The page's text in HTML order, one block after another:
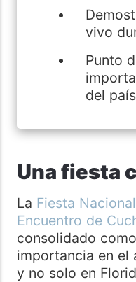
vivo
Punto
del
Una fiesta
La Fiesta
Encuentro de
consolidado
importancia en el
y no solo en